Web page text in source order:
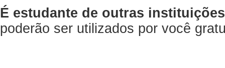
É estudante de outras
poderão ser utilizados por você